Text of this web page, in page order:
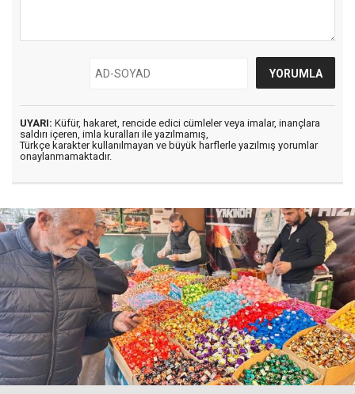
UYARI: Küfür, hakaret, rencide edici cümleler veya imalar, inançlara
saldırı içeren, imla kuralları ile yazılmamış,
Türkçe karakter kullanılmayan ve büyük harflerle yazılmış yorumlar
onaylanmamaktadır.